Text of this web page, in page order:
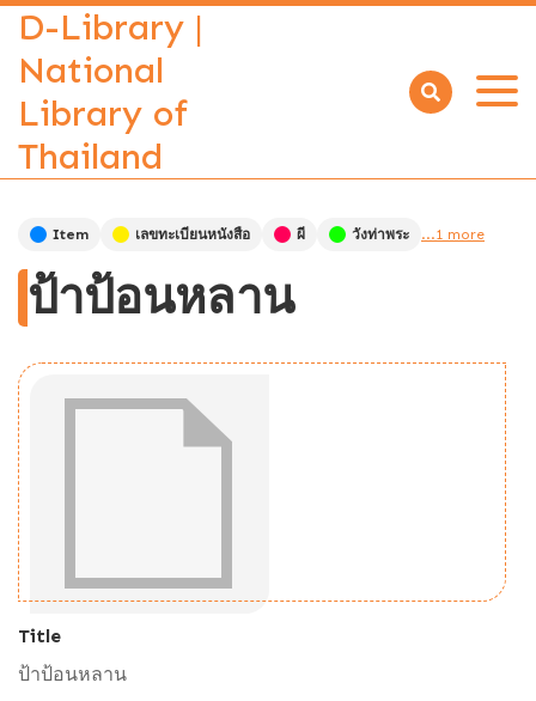
D-Library |
National
Library of
Thailand
Open
Item เลขทะเบียนหนังสือ ผี วังท่าพระ ...1 more
ป้าป้อนหลาน
Title
ป้าป้อนหลาน